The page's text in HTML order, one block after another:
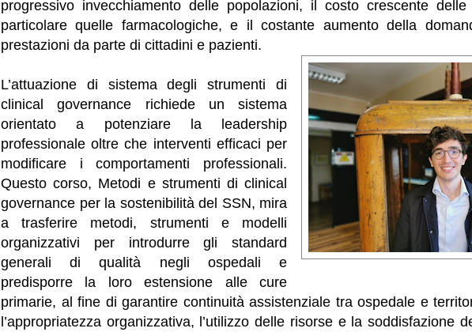
progressivo invecchiamento delle popolazioni, il costo crescente
particolare quelle farmacologiche, e il costante aumento della
prestazioni da parte di cittadini e pazienti.
L’attuazione di sistema degli strumenti di
clinical governance richiede un sistema
orientato a potenziare la leadership
professionale oltre che interventi efficaci per
modificare i comportamenti professionali.
Questo corso, Metodi e strumenti di clinical
governance per la sostenibilità del SSN, mira
a trasferire metodi, strumenti e modelli
organizzativi per introdurre gli standard
generali di qualità negli ospedali e
predisporre la loro estensione alle cure
primarie, al fine di garantire continuità assistenziale tra ospedale e
l’appropriatezza organizzativa, l’utilizzo delle risorse e la soddisfazione